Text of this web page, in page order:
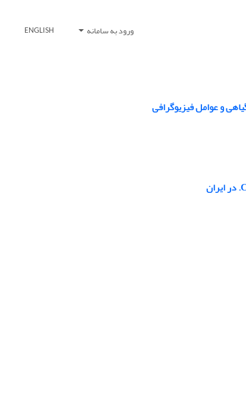
ورود به سامانه ENGLISH
و عوامل فیزیوگرافی